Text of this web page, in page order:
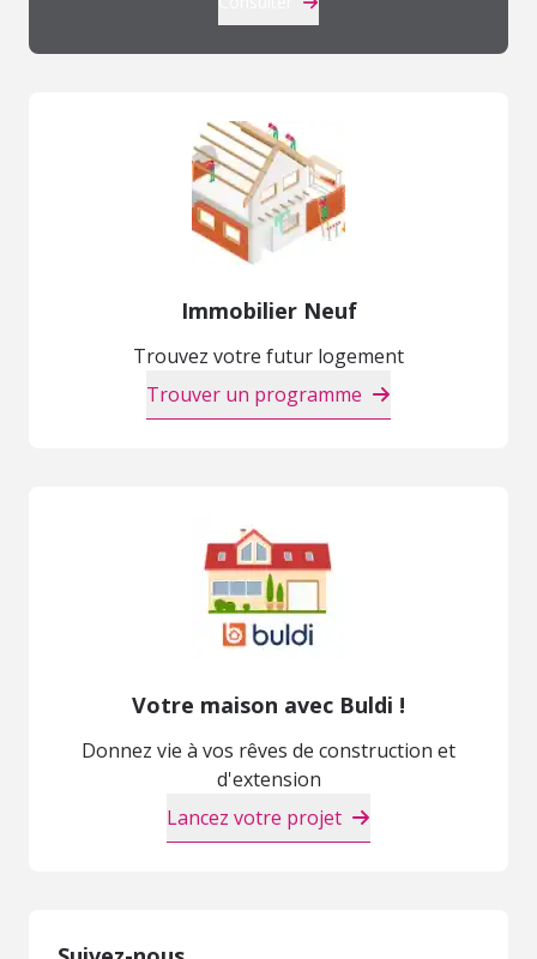
Immobilier Neuf
Trouvez votre futur logement
Trouver un programme
Votre maison avec Buldi !
Donnez vie à vos rêves de construction et
d'extension
Lancez votre projet